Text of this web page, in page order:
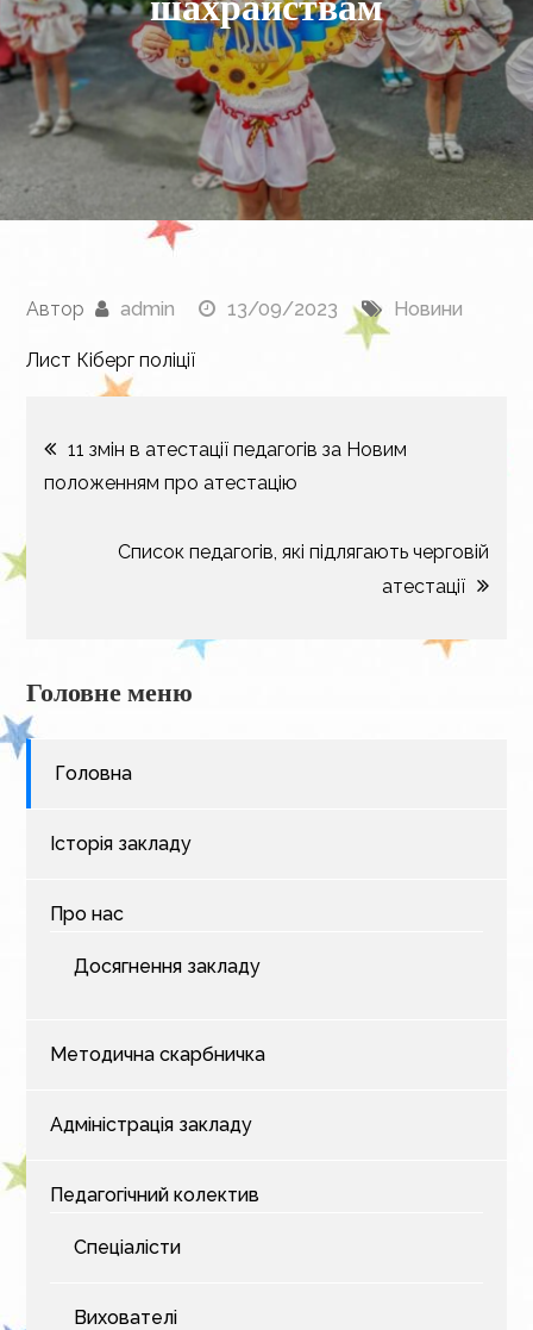
Автор admin 13/09/2023 Новини
Лист Кіберг поліції
Навігація
записів
11 змін в атестації педагогів за Новим
положенням про атестацію
Список педагогів, які підлягають черговій
атестації
Головне меню
Головна
Історія закладу
Про нас
Досягнення закладу
Методична скарбничка
Адміністрація закладу
Педагогічний колектив
Спеціалісти
Вихователі